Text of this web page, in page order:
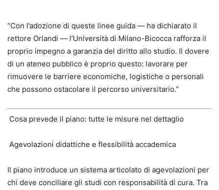
“Con l’adozione di queste linee guida — ha dichiarato il
rettore Orlandi — l’Università di Milano-Bicocca rafforza il
proprio impegno a garanzia del diritto allo studio. Il dovere
di un ateneo pubblico è proprio questo: lavorare per
rimuovere le barriere economiche, logistiche o personali
che possono ostacolare il percorso universitario.”
Cosa prevede il piano: tutte le misure nel dettaglio
Agevolazioni didattiche e flessibilità accademica
Il piano introduce un sistema articolato di agevolazioni per
chi deve conciliare gli studi con responsabilità di cura. Tra